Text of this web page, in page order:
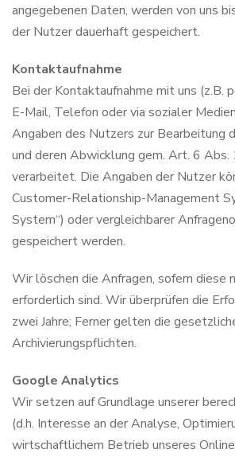
angegebenen Daten, werden von uns
der Nutzer dauerhaft gespeichert.
Kontaktaufnahme
Bei der Kontaktaufnahme mit uns (z.B.
E-Mail, Telefon oder via sozialer
Angaben des Nutzers zur Bearbeitung
und deren Abwicklung gem. Art. 6 Abs.
verarbeitet. Die Angaben der Nutzer
Customer-Relationship-Management
System“) oder vergleichbarer
gespeichert werden.
Wir löschen die Anfragen, sofern diese
erforderlich sind. Wir überprüfen die
zwei Jahre; Ferner gelten die
Archivierungspflichten.
Google Analytics
Wir setzen auf Grundlage unserer
(d.h. Interesse an der Analyse,
wirtschaftlichem Betrieb unseres